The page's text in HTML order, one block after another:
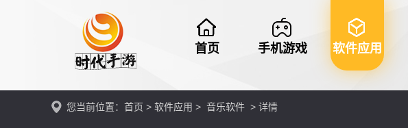
首页 手机游戏 软件应用
您当前位置： 首页 > 软件应用 > 音乐软件 > 详情